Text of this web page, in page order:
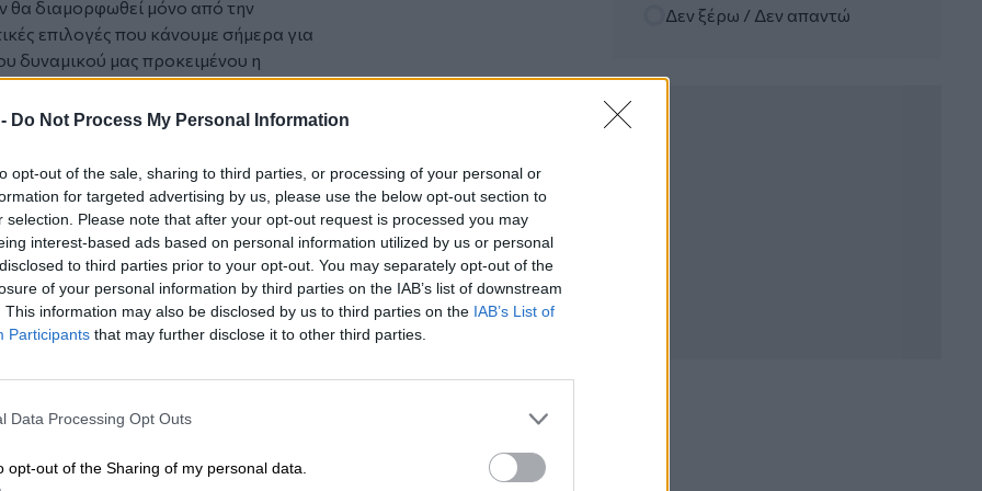
Do Not Process My Personal Information
opt-out of the sale, sharing to third parties, or processing of your personal or
for targeted advertising by us, please use the below opt-out section to
selection. Please note that after your opt-out request is processed you may
interest-based ads based on personal information utilized by us or personal
to third parties prior to your opt-out. You may separately opt-out of the
of your personal information by third parties on the IAB’s list of downstream
This information may also be disclosed by us to third parties on the IAB’s List of
Participants that may further disclose it to other third parties.
Data Processing Opt Outs
opt-out of the Sharing of my personal data.
θα διαμορφωθεί μόνο από την
επιλογές που κάνουμε σήμερα για
δυναμικού μας προκειμένου η
ευκαιρίες, μεγαλύτερη
συνοχή».
Human Capital Leader, σχολίασε
AI αλλάζει πέρα από τα εργαλεία
τρόπο με τον οποίο σχεδιάζεται η
και τελικά τη δημιουργία αξίας. Για
απλώς η τεχνολογική υιοθέτηση, αλλά
ρόλων και διαδικασιών,
εμπιστοσύνης. Εκεί θα κριθεί η
και η ανταγωνιστικότητα των
Πλεονέκτημα στην Εποχή της
σήμερα τις περισσότερες
το 93% των επενδύσεών τους στο ΑΙ
Randy Schekman, Νομπελίστας Ιατρικής:
του Πάρκινσον»
05.08.2026 - 12:33
Δεν ξέρω / Δεν απαντώ